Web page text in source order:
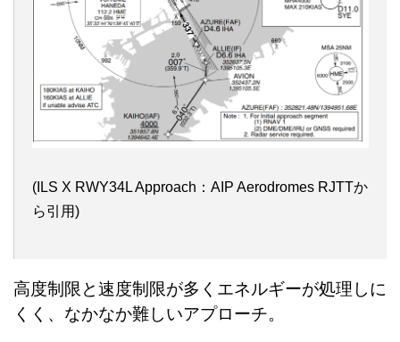
(ILS X RWY34L Approach：AIP Aerodromes RJTTか
ら引用)
高度制限と速度制限が多くエネルギーが処理しに
くく、なかなか難しいアプローチ。